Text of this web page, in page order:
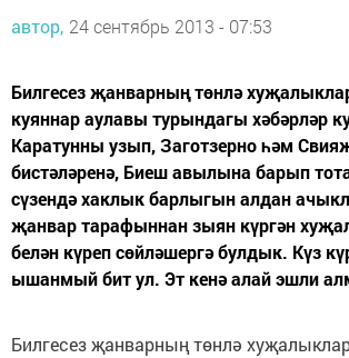
автор, 24 сентябрь 2013 - 07:53
Билгесез җанварның төнлә
куяннар аулавы турындагы хәбәрләр
Каратунны узып, Заготзерно һәм
бистәләренә, Биеш авылына барып
сүзендә хаклык барлыгын алдан
җанвар тарафыннан зыян күргән
белән күреп сөйләшергә булдык. Күз
ышанмый бит ул. Эт кенә алай эшли
Билгесез җанварның төнлә